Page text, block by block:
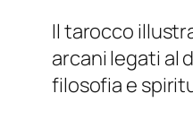
Il tarocco
arcani legati al
filosofia e